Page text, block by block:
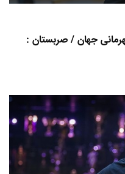
جهان / صربستان :